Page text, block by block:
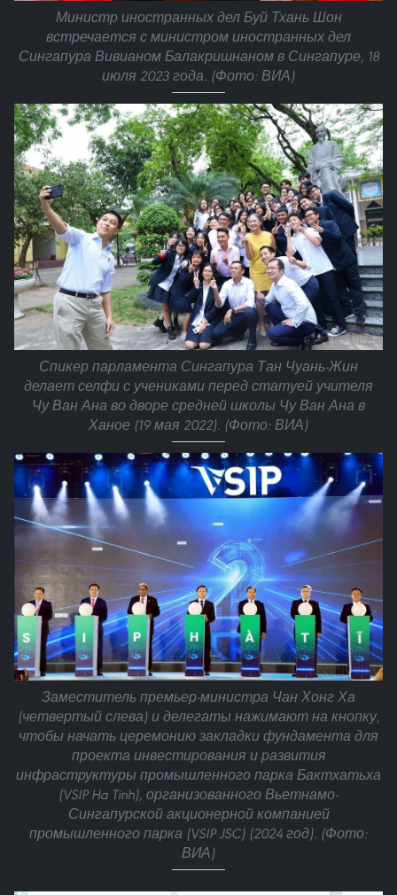
Министр иностранных дел Буй Тхань Шон
встречается с министром иностранных дел
Сингапура Вивианом Балакришнаном в Сингапуре, 18
июля 2023 года. (Фото: ВИА)
Спикер парламента Сингапура Тан Чуань-Жин
делает селфи с учениками перед статуей учителя
Чу Ван Ана во дворе средней школы Чу Ван Ана в
Ханое (19 мая 2022). (Фото: ВИА)
Заместитель премьер-министра Чан Хонг Ха
(четвертый слева) и делегаты нажимают на кнопку,
чтобы начать церемонию закладки фундамента для
проекта инвестирования и развития
инфраструктуры промышленного парка Бактхатьха
(VSIP Ha Tinh), организованного Вьетнамо-
Сингапурской акционерной компанией
промышленного парка (VSIP JSC) (2024 год). (Фото:
ВИА)